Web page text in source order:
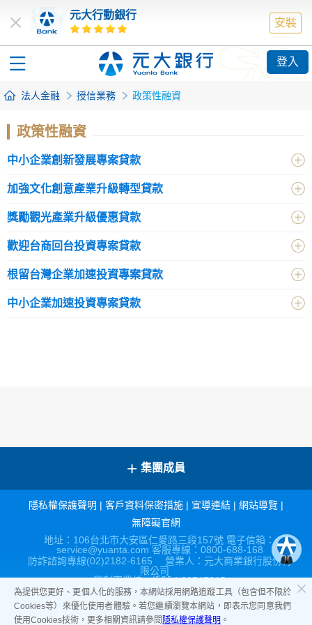
為提供您更好、更個人化的服務，本網站採用網路追蹤工具（包含但不限於
Cookies等）來優化使用者體驗。若您繼續瀏覽本網站，即表示您同意我們
使用Cookies技術，更多相關資訊請參閱 隱私權保護聲明 。
元大行動銀行
安裝
登入
法人金融 授信業務 政策性融資
政策性融資
中小企業創新發展專案貸款
加強文化創意產業升級轉型貸款
獎勵觀光產業升級優惠貸款
歡迎台商回台投資專案貸款
根留台灣企業加速投資專案貸款
中小企業加速投資專案貸款
+ 集團成員
隱私權保護聲明 | 客戶資料保密措施 | 宣導連結 | 網站導覽 |
無障礙官網
地址：106台北市大安區仁愛路三段157號 電子信箱：
service@yuanta.com 客服專線：0800-688-168
防詐諮詢專線(02)2182-6165 營業人：元大商業銀行股份有
限公司
營利事業統一編號：86517315